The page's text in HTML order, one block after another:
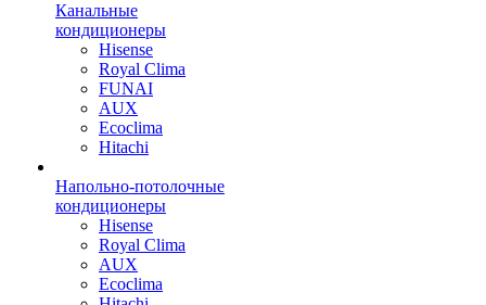
Канальные
кондиционеры
Hisense
Royal Clima
FUNAI
AUX
Ecoclima
Hitachi
Напольно-потолочные
кондиционеры
Hisense
Royal Clima
AUX
Ecoclima